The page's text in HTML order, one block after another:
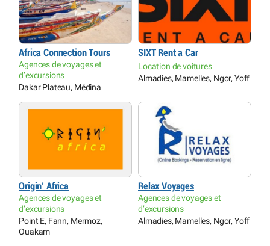
Africa Connection Tours
Agences de voyages et
d’excursions
Dakar Plateau, Médina
SIXT Rent a Car
Location de voitures
Almadies, Mamelles, Ngor, Yoff
Origin’ Africa
Agences de voyages et
d’excursions
Point E, Fann, Mermoz,
Ouakam
Relax Voyages
Agences de voyages et
d’excursions
Almadies, Mamelles, Ngor, Yoff